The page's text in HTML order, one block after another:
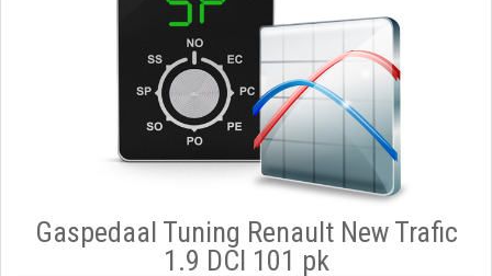
Gaspedaal Tuning Renault New Trafic
1.9 DCI 101 pk